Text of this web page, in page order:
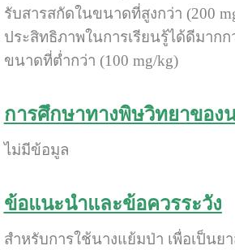
รับสารสกัดในขนาดที่สูงกว่า (200
ประสิทธิภาพในการเรียนรู้ได้ดีมาก
ขนาดที่ต่ำกว่า (100 mg/kg)
การศึกษาทางพิษวิทยาของ
ไม่มีข้อมูล
ข้อแนะนำและข้อควรระวัง
สำหรับการใช้นางแย้มป่า เพื่อเป็นย